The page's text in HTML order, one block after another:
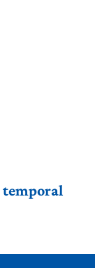
temporal